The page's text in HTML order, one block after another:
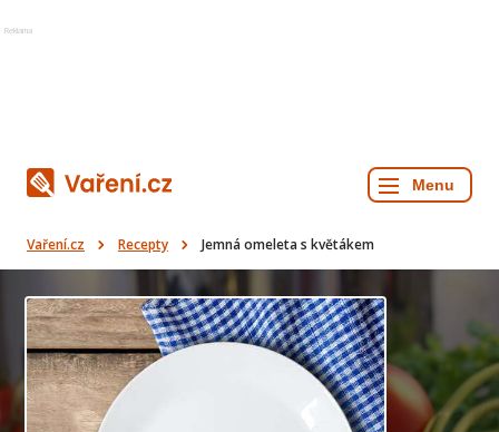
Reklama
Vaření.cz Recepty Jemná omeleta s květákem